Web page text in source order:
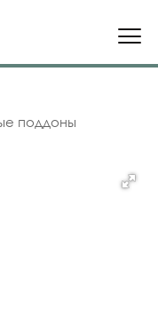
поддоны